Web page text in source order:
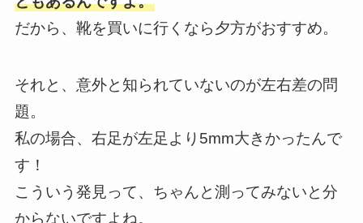
だから、靴を買いに行くなら夕方がおすすめ。
それと、意外と知られていないのが左右差の問
題。
私の場合、右足が左足より5mm大きかったんで
す！
こういう発見って、ちゃんと測ってみないと分
からないですよね。